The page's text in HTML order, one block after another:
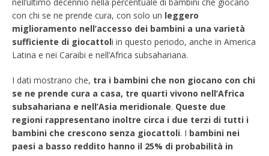
con chi se ne prende cura, con solo un leggero
miglioramento nell’accesso dei bambini a una varietà
sufficiente di giocattoli in questo periodo, anche in America
Latina e nei Caraibi e nell’Africa subsahariana.
I dati mostrano che, tra i bambini che non giocano con chi
se ne prende cura a casa, tre quarti vivono nell’Africa
subsahariana e nell’Asia meridionale. Queste due
regioni rappresentano inoltre circa i due terzi di tutti i
bambini che crescono senza giocattoli. I bambini nei
paesi a basso reddito hanno il 25% di probabilità in